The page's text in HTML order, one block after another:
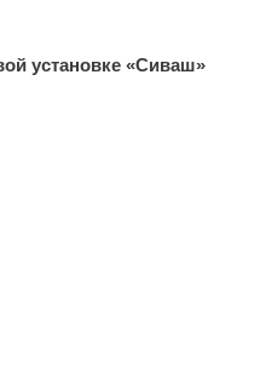
установке «Сиваш»